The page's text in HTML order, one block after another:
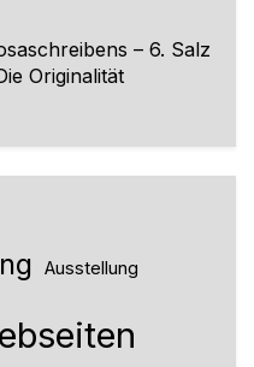
– 6. Salz
Originalität
Ausstellung